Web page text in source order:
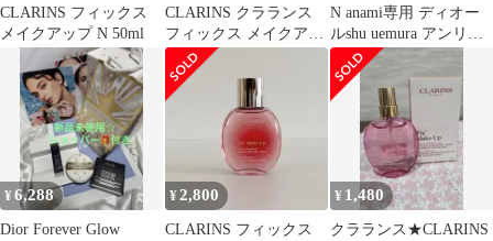
CLARINS フィックス
メイクアップ N 50ml
CLARINS クラランス
フィックス メイクアッ
プ N 50mL
N anami専用 ディオー
ルshu uemura アンリミ
テッド メイクアップ
¥6,288
Dior Forever Glow
¥2,800
CLARINS フィックス
¥ 1,480
クラランス★CLARINS